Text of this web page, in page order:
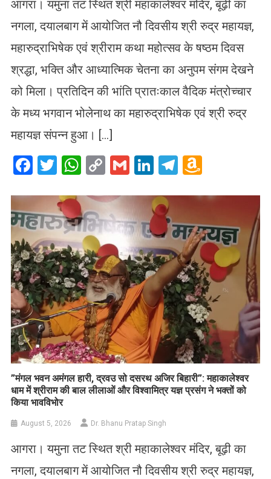
आगरा। यमुना तट स्थित श्री महाकालेश्वर मंदिर, बूढ़ी का
नगला, दयालबाग में आयोजित नौ दिवसीय श्री रुद्र महायज्ञ,
महारुद्राभिषेक एवं श्रीराम कथा महोत्सव के षष्ठम दिवस
श्रद्धा, भक्ति और आध्यात्मिक चेतना का अनुपम संगम देखने
को मिला। प्रतिदिन की भांति प्रातःकाल वैदिक मंत्रोच्चार
के मध्य भगवान भोलेनाथ का महारुद्राभिषेक एवं श्री रुद्र
महायज्ञ संपन्न हुआ। […]
Facebook
Twitter
WhatsApp
CopyGmailLinkedIn
Telegram
List
​”मंगल भवन अमंगल हारी, द्रवउ सो दसरथ अजिर बिहारी”: महाकालेश्वर
धाम में श्रीराम की बाल लीलाओं और विश्वामित्र यज्ञ प्रसंग ने भक्तों को
किया भावविभोर
August 5, 2026 Dr. Bhanu Pratap Singh
आगरा। यमुना तट स्थित श्री महाकालेश्वर मंदिर, बूढ़ी का
नगला, दयालबाग में आयोजित नौ दिवसीय श्री रुद्र महायज्ञ,